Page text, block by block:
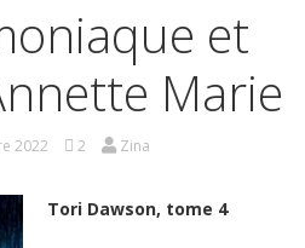
et
Marie
2022 2 Zina
Tori Dawson, tome 4